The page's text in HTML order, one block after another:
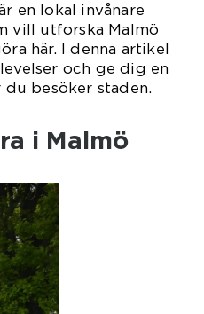
en lokal invånare
vill utforska Malmö
här. I denna artikel
och ge dig en
besöker staden.
i Malmö